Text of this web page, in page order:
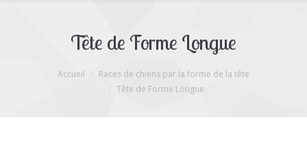
Tête de Forme Longue
Vous êtes ici :
Accueil
Races de chiens par la forme de la tête
Tête de Forme Longue